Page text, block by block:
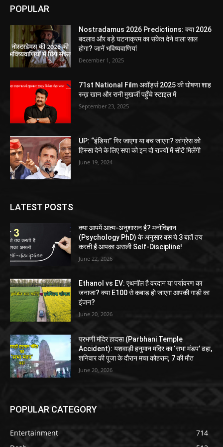
POPULAR
Nostradamus 2026 Predictions: क्या 2026
बदलाव और बड़े घटनाक्रम का संकेत देने वाला साल
होगा? जानें भविष्यवाणियां
December 1, 2025
71st National Film अवॉर्ड्स 2025 की घोषणा शाह
रुख़ खान और रानी मुखर्जी पहुँचे स्टाइल में
September 23, 2025
UP: “इंडिया” गिर जाएगा या बच जाएगा? कांग्रेस को
हिस्सा देने के लिए सपा को इन दो राज्यों में सीटें मिलेंगी
June 19, 2024
LATEST POSTS
क्या आपमें आत्म-अनुशासन है? मनोविज्ञान
(Psychology PhD) के अनुसार बस ये 3 बातें तय
करती हैं आपका असली Self-Discipline!
June 22, 2026
Ethanol vs EV: एथनॉल है वरदान या पर्यावरण का
जनाजा? क्या E100 से कबाड़ हो जाएगा आपकी गाड़ी का
इंजन?
June 20, 2026
परभणी मंदिर हादसा (Parbhani Temple
Accident): यशवाड़ी हनुमान मंदिर का ‘सभा मंडप’ ढहा,
शनिवार की पूजा के दौरान मचा कोहराम; 7 की मौत
June 20, 2026
POPULAR CATEGORY
Entertainment
714